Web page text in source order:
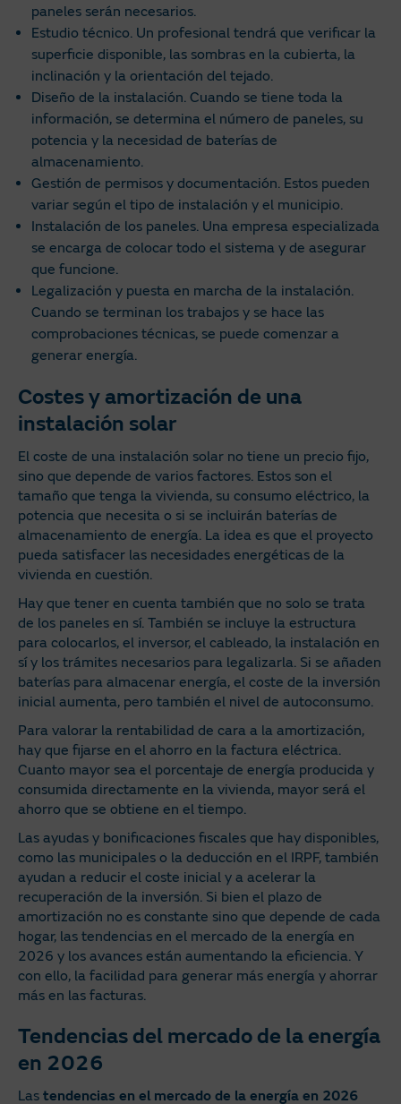
paneles serán necesarios.
Estudio técnico. Un profesional tendrá que verificar la
superficie disponible, las sombras en la cubierta, la
inclinación y la orientación del tejado.
Diseño de la instalación. Cuando se tiene toda la
información, se determina el número de paneles, su
potencia y la necesidad de baterías de
almacenamiento.
Gestión de permisos y documentación. Estos pueden
variar según el tipo de instalación y el municipio.
Instalación de los paneles. Una empresa especializada
se encarga de colocar todo el sistema y de asegurar
que funcione.
Legalización y puesta en marcha de la instalación.
Cuando se terminan los trabajos y se hace las
comprobaciones técnicas, se puede comenzar a
generar energía.
Costes y amortización de una
instalación solar
El coste de una instalación solar no tiene un precio fijo,
sino que depende de varios factores. Estos son el
tamaño que tenga la vivienda, su consumo eléctrico, la
potencia que necesita o si se incluirán baterías de
almacenamiento de energía. La idea es que el proyecto
pueda satisfacer las necesidades energéticas de la
vivienda en cuestión.
Hay que tener en cuenta también que no solo se trata
de los paneles en sí. También se incluye la estructura
para colocarlos, el inversor, el cableado, la instalación en
sí y los trámites necesarios para legalizarla. Si se añaden
baterías para almacenar energía, el coste de la inversión
inicial aumenta, pero también el nivel de autoconsumo.
Para valorar la rentabilidad de cara a la amortización,
hay que fijarse en el ahorro en la factura eléctrica.
Cuanto mayor sea el porcentaje de energía producida y
consumida directamente en la vivienda, mayor será el
ahorro que se obtiene en el tiempo.
Las ayudas y bonificaciones fiscales que hay disponibles,
como las municipales o la deducción en el IRPF, también
ayudan a reducir el coste inicial y a acelerar la
recuperación de la inversión. Si bien el plazo de
amortización no es constante sino que depende de cada
hogar, las tendencias en el mercado de la energía en
2026 y los avances están aumentando la eficiencia. Y
con ello, la facilidad para generar más energía y ahorrar
más en las facturas.
Tendencias del mercado de la energía
en 2026
Las tendencias en el mercado de la energía en 2026